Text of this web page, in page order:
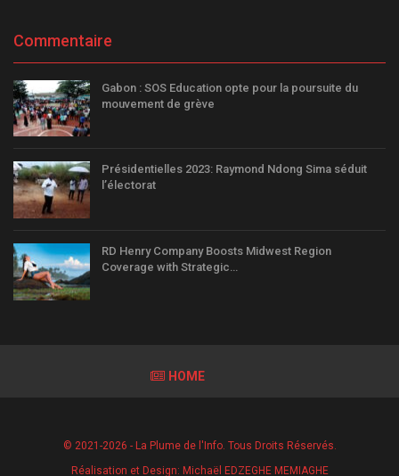
Commentaire
Gabon : SOS Education opte pour la poursuite du
mouvement de grève
Présidentielles 2023: Raymond Ndong Sima séduit
l’électorat
RD Henry Company Boosts Midwest Region
Coverage with Strategic…
HOME
© 2021-2026 - La Plume de l'Info. Tous Droits Réservés.
Réalisation et Design: Michaël EDZEGHE MEMIAGHE